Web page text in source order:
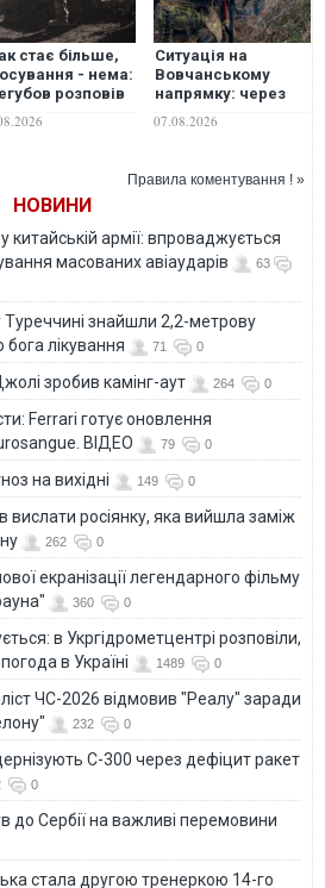
стає більше,
- нема:
розповів
Ситуація на
Вовчанському
напрямку: через
змінили тактику
07.08.2026
Правила коментування ! »
НОВИНИ
китайській армії: впроваджується
масованих авіаударів
63
Туреччині знайшли 2,2-метрову
лікування
71 0
зробив камінг-аут 264 0
Ferrari готує оновлення
ВІДЕО
79 0
на вихідні 149 0
вислати росіянку, яка вийшла заміж
262 0
екранізації легендарного фільму
360 0
в Укргідрометцентрі розповіли,
в Україні
1489 0
ЧС-2026 відмовив "Реалу" заради
232 0
С-300 через дефіцит ракет
0
до Сербії на важливі перемовини
стала другою тренеркою 14-го